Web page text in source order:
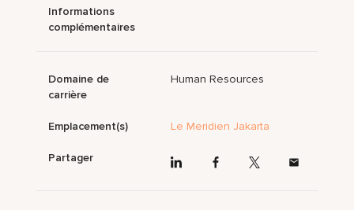
Informations
complémentaires
Domaine de
carrière
Human Resources
Emplacement(s) Le Meridien Jakarta
Partager